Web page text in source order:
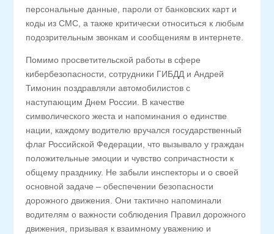
персональные данные, пароли от банковских карт и
коды из СМС, а также критически относиться к любым
подозрительным звонкам и сообщениям в интернете.
Помимо просветительской работы в сфере
кибербезопасности, сотрудники ГИБДД и Андрей
Тимонин поздравляли автомобилистов с
наступающим Днем России. В качестве
символического жеста и напоминания о единстве
нации, каждому водителю вручался государственный
флаг Российской Федерации, что вызывало у граждан
положительные эмоции и чувство сопричастности к
общему празднику. Не забыли инспекторы и о своей
основной задаче – обеспечении безопасности
дорожного движения. Они тактично напоминали
водителям о важности соблюдения Правил дорожного
движения, призывая к взаимному уважению и